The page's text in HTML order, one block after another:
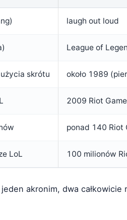
laugh out loud
League of
skrótu około 1989
2009 Riot
ponad 140 Riot
LoL 100 milionów
jeden akronim, dwa